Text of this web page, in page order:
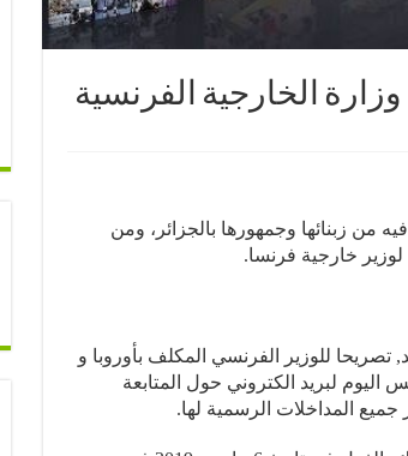
وزارة الخارجية الفرنسية
من زبنائها وجمهورها بالجزائر، ومن
خارجية فرنسا.
قصد, تصريحا للوزير الفرنسي المكلف بأوروبا و
لبريد الكتروني حول المتابعة
جميع المداخلات الرسمية لها.